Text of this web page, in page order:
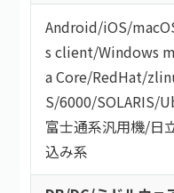
Android/iOS/
s client/Windows
a Core/RedHat/
S/6000/SOLARIS/
富士通系汎用機/日
込み系